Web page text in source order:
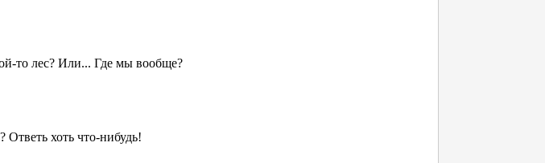
то лес? Или... Где мы вообще?
хоть что-нибудь!